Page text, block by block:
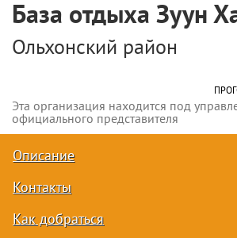
База отдыха Зуун
Ольхонский район
Эта организация находится под
официального представителя
Описание
Контакты
Как добраться